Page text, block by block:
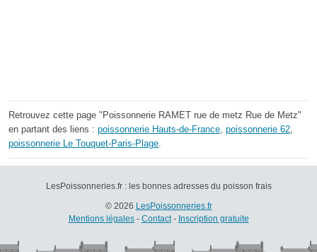
Retrouvez cette page "Poissonnerie RAMET rue de metz Rue de Metz"
en partant des liens : poissonnerie Hauts-de-France poissonnerie 62
poissonnerie Le Touquet-Paris-Plage
LesPoissonneries.fr : les bonnes adresses du poisson frais
© 2026 LesPoissonneries.fr
Mentions légales- Contact- Inscription gratuite